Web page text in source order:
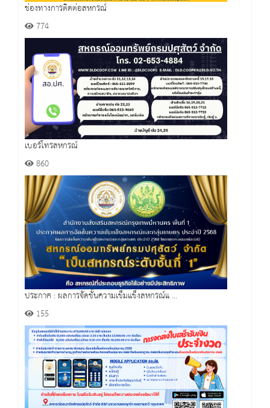
ช่องทางการติดต่อสหกรณ์
774
เบอร์โทรสหกรณ์
860
ประกาศ : ผลการจัดชั้นความเข็มแข็งสหกรณ์แ ...
155